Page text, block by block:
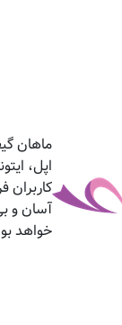
ماهان
اپل،
آسان و
خواهد